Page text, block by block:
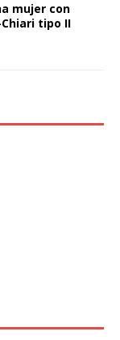
mujer con
tipo II